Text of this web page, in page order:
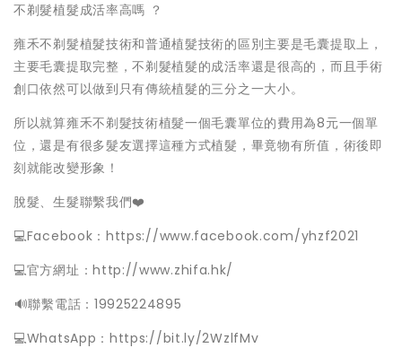
不剃髮植髮成活率高嗎 ？
雍禾不剃髮植髮技術和普通植髮技術的區別主要是毛囊提取上，
主要毛囊提取完整，不剃髮植髮的成活率還是很高的，而且手術
創口依然可以做到只有傳統植髮的三分之一大小。
所以就算雍禾不剃髮技術植髮一個毛囊單位的費用為8元一個單
位，還是有很多髮友選擇這種方式植髮，畢竟物有所值，術後即
刻就能改變形象！
脫髮、生髮聯繫我們❤️
💻Facebook：https://www.facebook.com/yhzf2021
💻官方網址：http://www.zhifa.hk/
️🔊聯繫電話：19925224895
💻WhatsApp：https://bit.ly/2WzlfMv